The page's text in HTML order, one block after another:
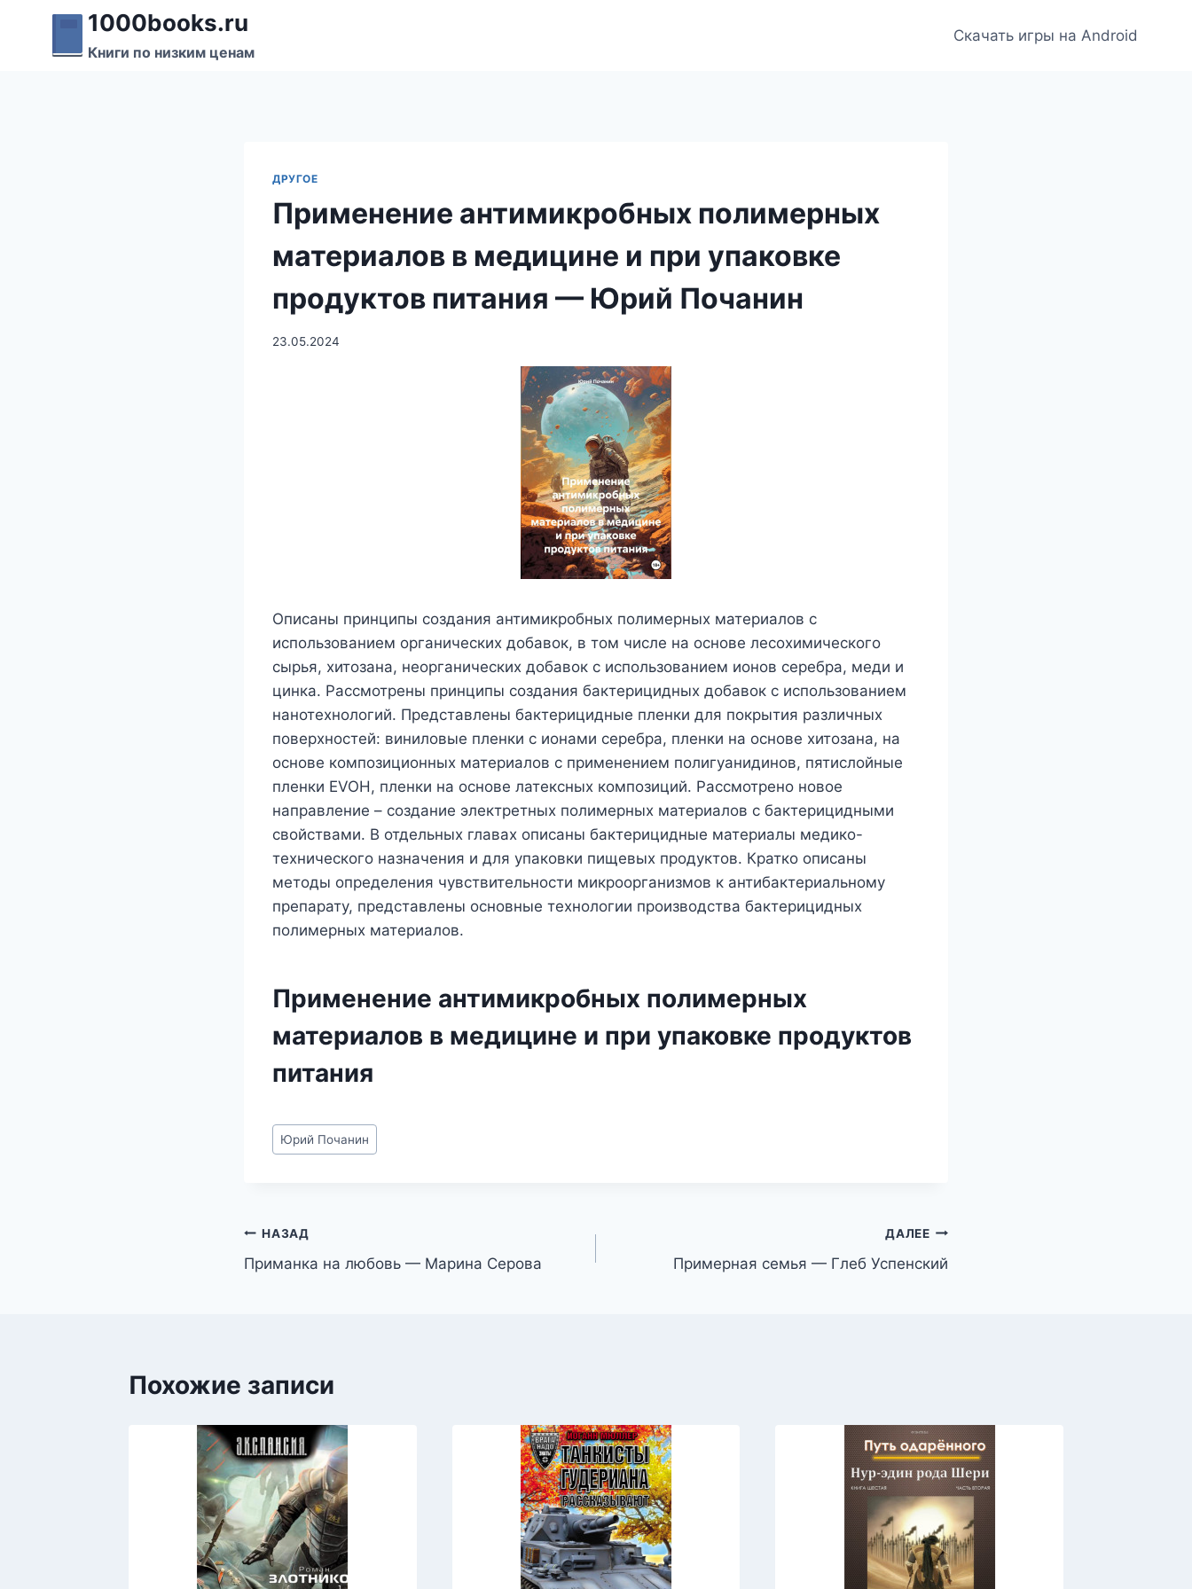
Перейти
содержимому
1000books.ru
Книги по низким ценам
Скачать игры на Android
ДРУГОЕ
Применение антимикробных полимерных
материалов в медицине и при упаковке
продуктов питания — Юрий Почанин
23.05.2024
Описаны принципы создания антимикробных полимерных материалов с
использованием органических добавок, в том числе на основе лесохимического
сырья, хитозана, неорганических добавок с использованием ионов серебра, меди и
цинка. Рассмотрены принципы создания бактерицидных добавок с использованием
нанотехнологий. Представлены бактерицидные пленки для покрытия различных
поверхностей: виниловые пленки с ионами серебра, пленки на основе хитозана, на
основе композиционных материалов с применением полигуанидинов, пятислойные
пленки EVOH, пленки на основе латексных композиций. Рассмотрено новое
направление – создание электретных полимерных материалов с бактерицидными
свойствами. В отдельных главах описаны бактерицидные материалы медико-
технического назначения и для упаковки пищевых продуктов. Кратко описаны
методы определения чувствительности микроорганизмов к антибактериальному
препарату, представлены основные технологии производства бактерицидных
полимерных материалов.
Применение антимикробных полимерных
материалов в медицине и при упаковке продуктов
питания
Метки
записи:
Юрий Почанин
Навигация
по
НАЗАД
Приманка на любовь — Марина Серова
ДАЛЕЕ
Примерная семья — Глеб Успенский
Похожие записи